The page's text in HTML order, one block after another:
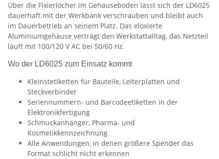
Über die Fixierlöcher im Gehäuseboden lässt sich der LD6025
dauerhaft mit der Werkbank verschrauben und bleibt auch
im Dauerbetrieb an seinem Platz. Das eloxierte
Aluminiumgehäuse verträgt den Werkstattalltag, das Netzteil
läuft mit 100/120 V AC bei 50/60 Hz.
Wo der LD6025 zum Einsatz kommt
Kleinstetiketten für Bauteile, Leiterplatten und
Steckverbinder
Seriennummern- und Barcodeetiketten in der
Elektronikfertigung
Schmuckanhänger, Pharma- und
Kosmetikkennzeichnung
Alle Anwendungen, in denen größere Spender das
Format schlicht nicht erkennen